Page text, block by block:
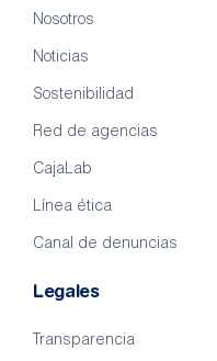
Nosotros
Noticias
Sostenibilidad
Red de agencias
CajaLab
Línea ética
Canal de denuncias
Legales
Transparencia